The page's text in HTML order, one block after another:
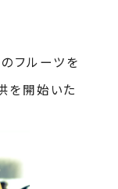
フルーツを
を開始いた